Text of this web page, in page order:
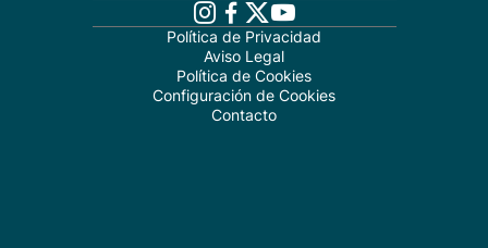
Política de Privacidad
Aviso Legal
Política de Cookies
Configuración de Cookies
Contacto